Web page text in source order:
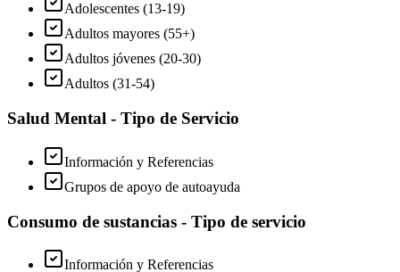
Adolescentes (13-19)
Adultos mayores (55+)
Adultos jóvenes (20-30)
Adultos (31-54)
Salud Mental - Tipo de Servicio
Información y Referencias
Grupos de apoyo de autoayuda
Consumo de sustancias - Tipo de servicio
Información y Referencias